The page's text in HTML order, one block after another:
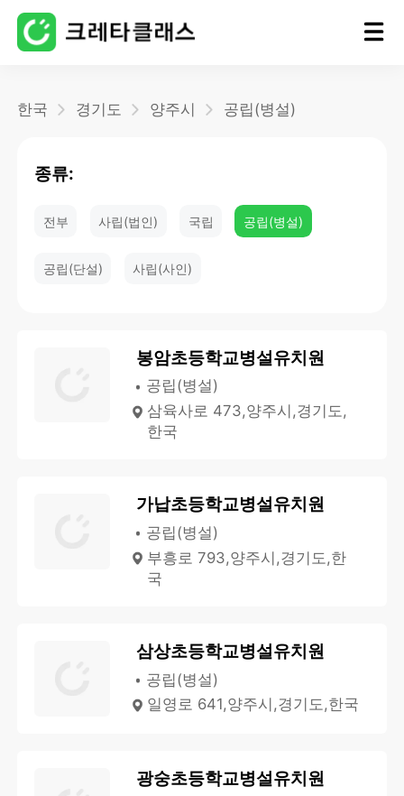
한국 경기도 양주시 공립(병설)
종류:
전부 사립(법인) 국립 공립(병설)
공립(단설) 사립(사인)
봉암초등학교병설유치원
공립(병설)
삼육사로 473,양주시,경기도,
한국
가납초등학교병설유치원
공립(병설)
부흥로 793,양주시,경기도,한
국
삼상초등학교병설유치원
공립(병설)
일영로 641,양주시,경기도,한국
광숭초등학교병설유치원